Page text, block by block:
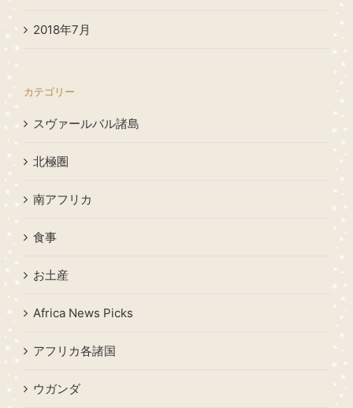
2018年7月
カテゴリー
スヴァールバル諸島
北極圏
南アフリカ
食事
お土産
Africa News Picks
アフリカ各諸国
ウガンダ